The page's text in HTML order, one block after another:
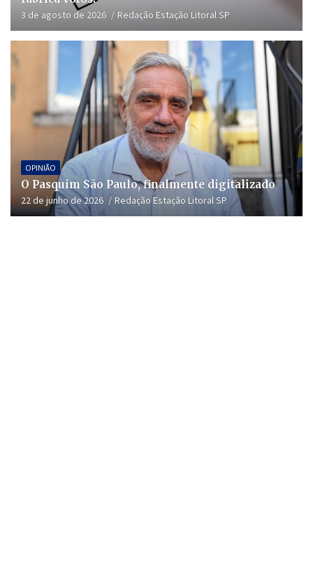
3 de agosto de 2026 Redação Estação Litoral SP
OPINIÃO
O Pasquim São Paulo, finalmente digitalizado
22 de junho de 2026 Redação Estação Litoral SP